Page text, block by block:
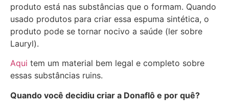
produto está nas substâncias que o formam. Quando
usado produtos para criar essa espuma sintética, o
produto pode se tornar nocivo a saúde (ler sobre
Lauryl).
Aqui tem um material bem legal e completo sobre
essas substâncias ruins.
Quando você decidiu criar a Donaflô e por quê?